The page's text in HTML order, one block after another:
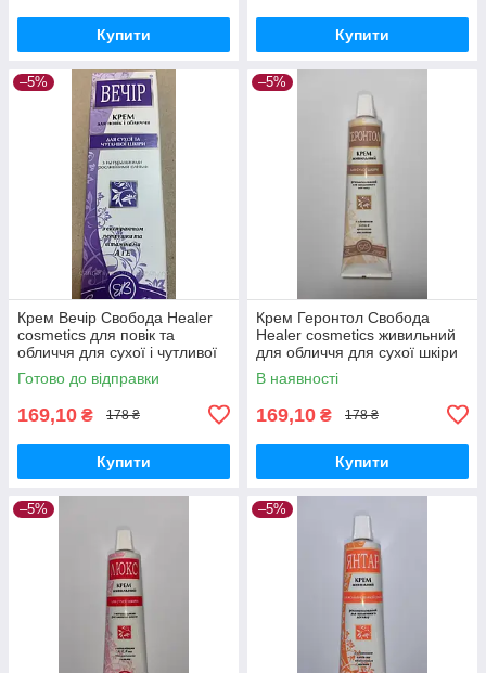
Купити Купити
–5%
Крем Вечір Свобода Healer
cosmetics для повік та
обличчя для сухої і чутливої
шкіри 40 г
Готово до відправки
169,10 ₴ 178 ₴
Купити
–5%
Крем Геронтол Свобода
Healer cosmetics живильний
для обличчя для сухої шкіри
40 г
В наявності
169,10 ₴ 178 ₴
Купити
–5% –5%